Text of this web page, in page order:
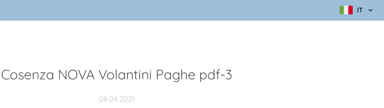
IT
Cosenza NOVA Volantini Paghe pdf-3
08.04.2021